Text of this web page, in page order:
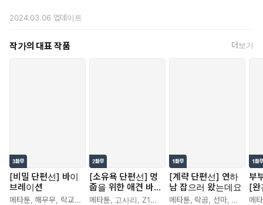
2024.03.06 업데이트
작가의 대표 작품 더보기
[비밀 단편선] 바이
브레이션
메타툰,해무무 락교보이 ,문정민
[소유욕 단편선] 멍
줍을 위한 애견 바
이블
메타툰, 고사리 Z1NE 감염컴
[계략 단편선] 연하
남 잡으러 왔는데요
메타툰, 락곰 선마, 연폭
부
[완
메